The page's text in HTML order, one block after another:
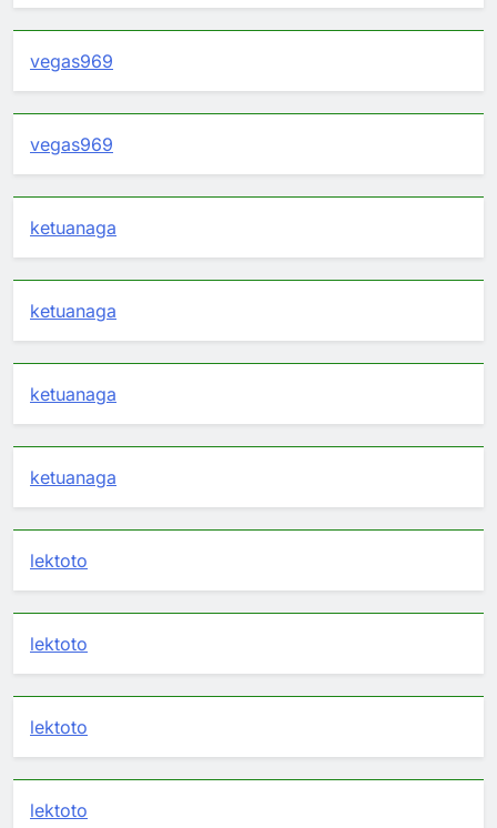
vegas969
vegas969
ketuanaga
ketuanaga
ketuanaga
ketuanaga
lektoto
lektoto
lektoto
lektoto